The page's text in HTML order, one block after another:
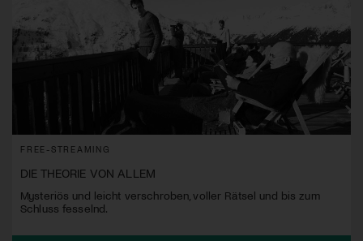
FREE-STREAMING
DIE THEORIE VON ALLEM
Mysteriös und leicht verschroben, voller Rätsel und bis zum
Schluss fesselnd.